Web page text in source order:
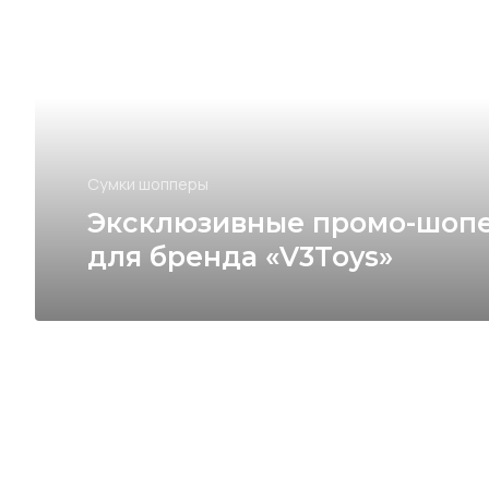
Сумки шопперы
Эксклюзивные промо-
для бренда «V3Toys»